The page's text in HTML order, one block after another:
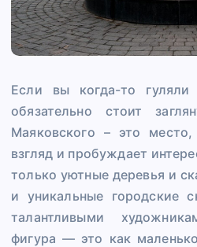
Если вы когда-то
обязательно стоит
Маяковского – это место,
взгляд и пробуждает
только уютные деревья и
и уникальные городские
талантливыми
фигура — это как